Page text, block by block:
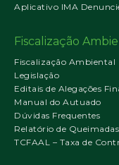
Aplicativo IMA
Fiscalização
Fiscalização Ambiental
Legislação
Editais de Alegações
Manual do Autuado
Dúvidas Frequentes
Relatório de Queimadas
TCFAAL – Taxa de